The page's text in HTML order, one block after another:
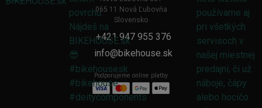
065 11 Nová Ľubovňa
Slovensko
+421 947 955 376
info@bikehouse.sk
Podporujeme online platby